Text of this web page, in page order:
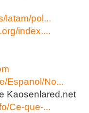
latam/pol...
index....
Espanol/No...
Kaosenlared.net
Ce-que-...